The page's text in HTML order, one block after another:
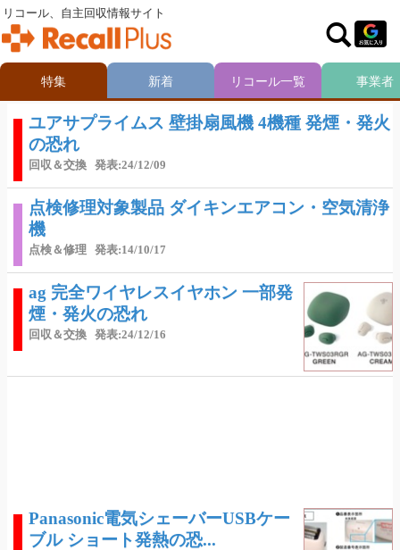
ユアサプライムス 壁掛扇風機 4機種 発煙・発火
の恐れ
回収＆交換 発表:24/12/09
点検修理対象製品 ダイキンエアコン・空気清浄
機
点検＆修理 発表:14/10/17
ag 完全ワイヤレスイヤホン 一部発
煙・発火の恐れ
回収＆交換 発表:24/12/16
Panasonic電気シェーバーUSBケー
ブル ショート発熱の恐...
リコール、自主回収情報サイト
特集 新着 リコール一覧 事業者